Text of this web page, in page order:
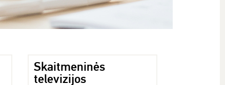
Skaitmeninės
televizijos